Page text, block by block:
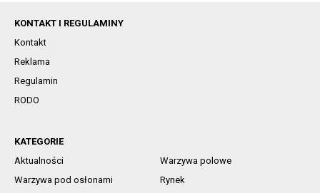
KONTAKT I REGULAMINY
Kontakt
Reklama
Regulamin
RODO
KATEGORIE
Aktualności
Warzywa polowe
Warzywa pod osłonami
Rynek